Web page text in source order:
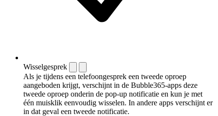
Wisselgesprek
Als je tijdens een telefoongesprek een tweede oproep
aangeboden krijgt, verschijnt in de Bubble365-apps deze
tweede oproep onderin de pop-up notificatie en kun je met
één muisklik eenvoudig wisselen. In andere apps verschijnt er
in dat geval een tweede notificatie.